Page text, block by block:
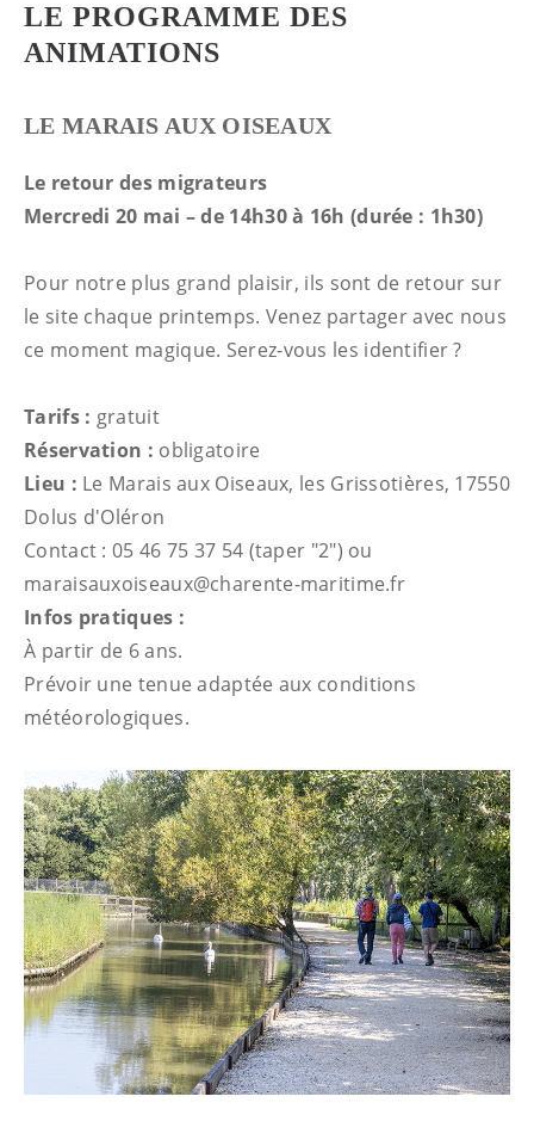
LE PROGRAMME DES
ANIMATIONS
LE MARAIS AUX OISEAUX
Le retour des migrateurs
Mercredi 20 mai – de 14h30 à 16h (durée : 1h30)
Pour notre plus grand plaisir, ils sont de retour sur
le site chaque printemps. Venez partager avec nous
ce moment magique. Serez-vous les identifier ?
Tarifs : gratuit
Réservation : obligatoire
Lieu : Le Marais aux Oiseaux, les Grissotières, 17550
Dolus d'Oléron
Contact : 05 46 75 37 54 (taper "2") ou
maraisauxoiseaux@charente-maritime.fr
Infos pratiques :
À partir de 6 ans.
Prévoir une tenue adaptée aux conditions
météorologiques.